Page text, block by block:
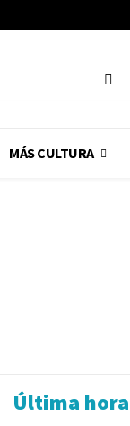
MÁS CULTURA
Última hora